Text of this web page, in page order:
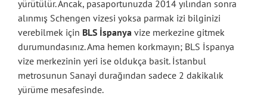
yürütülür. Ancak, pasaportunuzda 2014 yılından sonra
alınmış Schengen vizesi yoksa parmak izi bilginizi
verebilmek için BLS İspanya vize merkezine gitmek
durumundasınız. Ama hemen korkmayın; BLS İspanya
vize merkezinin yeri ise oldukça basit. İstanbul
metrosunun Sanayi durağından sadece 2 dakikalık
yürüme mesafesinde.